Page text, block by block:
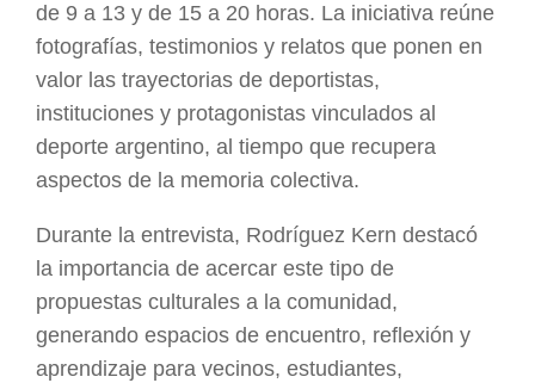
de 9 a 13 y de 15 a 20 horas. La iniciativa reúne
fotografías, testimonios y relatos que ponen en
valor las trayectorias de deportistas,
instituciones y protagonistas vinculados al
deporte argentino, al tiempo que recupera
aspectos de la memoria colectiva.
Durante la entrevista, Rodríguez Kern destacó
la importancia de acercar este tipo de
propuestas culturales a la comunidad,
generando espacios de encuentro, reflexión y
aprendizaje para vecinos, estudiantes,